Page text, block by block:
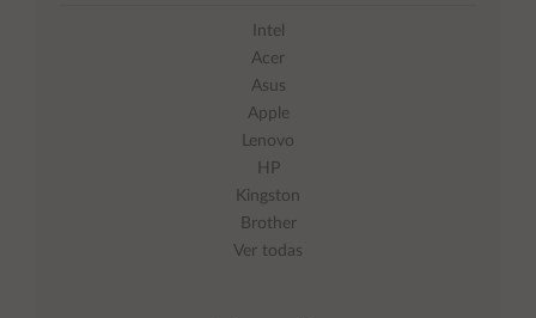
Intel
Acer
Asus
Apple
Lenovo
HP
Kingston
Brother
Ver todas